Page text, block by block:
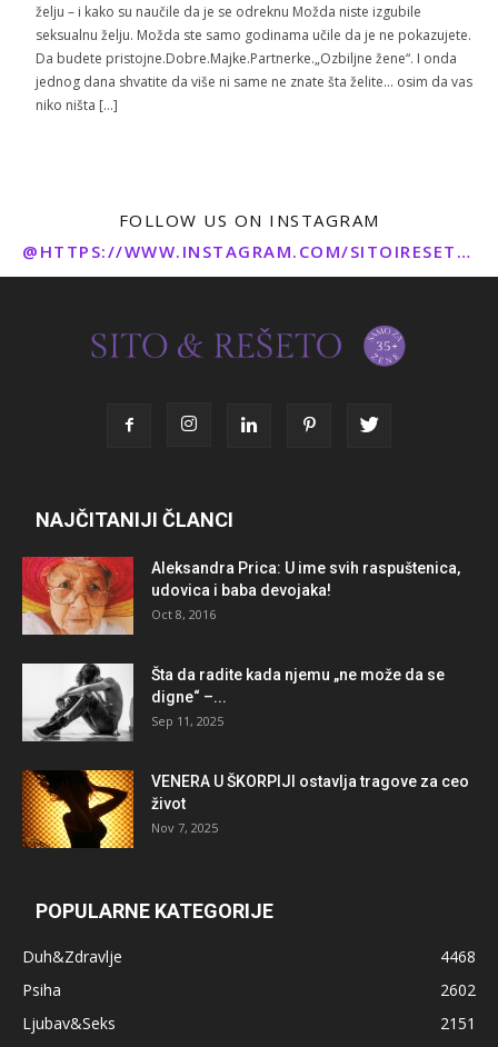
želju – i kako su naučile da je se odreknu Možda niste izgubile
seksualnu želju. Možda ste samo godinama učile da je ne pokazujete.
Da budete pristojne.Dobre.Majke.Partnerke.„Ozbiljne žene“. I onda
jednog dana shvatite da više ni same ne znate šta želite… osim da vas
niko ništa […]
FOLLOW US ON INSTAGRAM
@HTTPS://WWW.INSTAGRAM.COM/SITOIRESETO/
NAJČITANIJI ČLANCI
Aleksandra Prica: U ime svih raspuštenica,
udovica i baba devojaka!
Oct 8, 2016
Šta da radite kada njemu „ne može da se
digne“ –...
Sep 11, 2025
VENERA U ŠKORPIJI ostavlja tragove za ceo
život
Nov 7, 2025
POPULARNE KATEGORIJE
Duh&Zdravlje
4468
Psiha
2602
Ljubav&Seks
2151